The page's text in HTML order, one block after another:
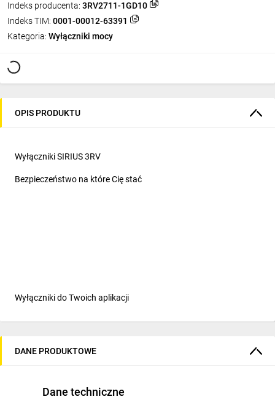
Indeks producenta: 3RV2711-1GD10
Indeks TIM: 0001-00012-63391
Kategoria: Wyłączniki mocy
OPIS PRODUKTU
Wyłączniki SIRIUS 3RV
Bezpieczeństwo na które Cię stać
Wyłączniki do Twoich aplikacji
i nie tylko
Ale to nie wszystko. Dostępne są również wersje z funkcją
DANE PRODUKTOWE
Dane techniczne